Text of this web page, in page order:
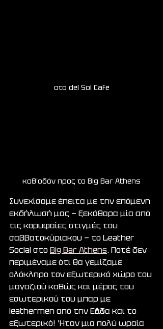
στο del Sol Cafe
καθ'οδόν προς το Big Bar Athens
Συνεχίσαμε έπειτα με την επόμενη
εκδήλωσή μας — ξεκάθαρα μία από
τις κορυφαίες στιγμές του
σαββατοκύριακου — το Leather
Social στο Big Bar Athens. Ποτέ δεν
περιμέναμε ότι θα γεμίζαμε
ολόκληρο τον εξωτερικό χώρο του
μαγαζιού καθώς και μέρος του
εσωτερικού του μπαρ με
leathermen από την Ελλάδα και το
εξωτερικό! Ήταν μια πολύ ωραία